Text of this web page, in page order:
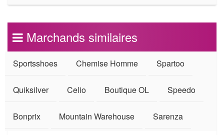
Marchands similaires
Sportsshoes Chemise Homme Spartoo
Quiksilver Celio Boutique OL Speedo
Bonprix Mountain Warehouse Sarenza